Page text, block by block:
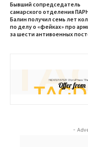
Бывший сопредседатель
самарского отделения
Балин получил семь лет
по делу о «фейках» про
за шести антивоенных
-